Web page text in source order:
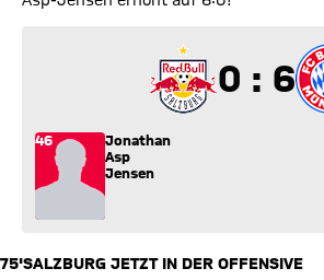
0 zu 6
0 : 6
46
Jonathan
Asp
Jensen
75'SALZBURG JETZT IN DER OFFENSIVE